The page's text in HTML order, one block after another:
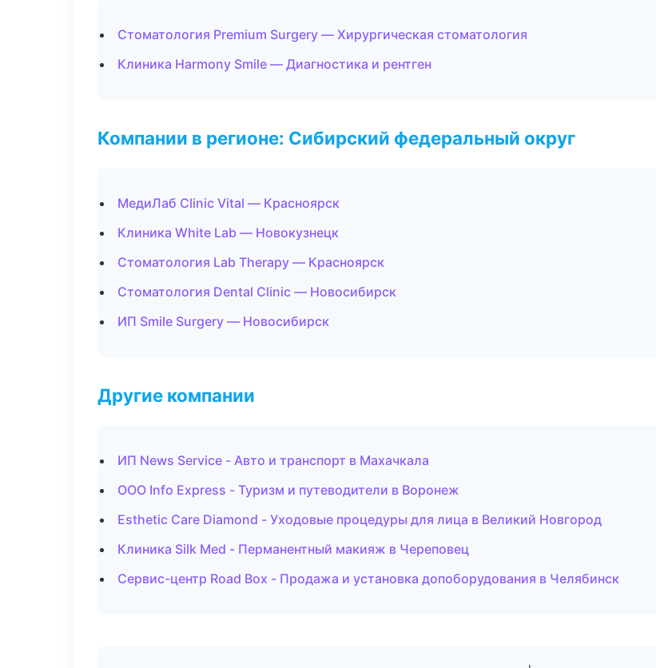
Стоматология Premium Surgery — Хирургическая стоматология
Клиника Harmony Smile — Диагностика и рентген
Компании в регионе: Сибирский федеральный округ
МедиЛаб Clinic Vital — Красноярск
Клиника White Lab — Новокузнецк
Стоматология Lab Therapy — Красноярск
Стоматология Dental Clinic — Новосибирск
ИП Smile Surgery — Новосибирск
Другие компании
ИП News Service - Авто и транспорт в Махачкала
ООО Info Express - Туризм и путеводители в Воронеж
Esthetic Care Diamond - Уходовые процедуры для лица в Великий Новгород
Клиника Silk Med - Перманентный макияж в Череповец
Сервис-центр Road Box - Продажа и установка допоборудования в Челябинск